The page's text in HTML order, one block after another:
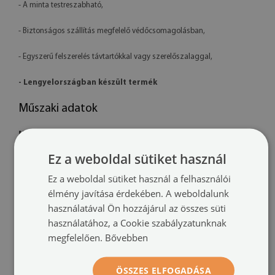
- A minta testreszabható,
- Biztonságos szállítás megfelelő védőcsomagolásban,
- Egyszerű felszerelés távtartókkal vagy szerelőszalaggal,
- Lengyelországban készült termék
Műszaki adatok
Méretek:
4 mm vastag akril
Tájolás: vízszintes
Felszerelési rendszer: távtartó rögzítők vagy szerelőszalag
További információk:
Ez a weboldal sütiket használ
Ez a weboldal sütiket használ a felhasználói
élmény javítása érdekében. A weboldalunk
használatával Ön hozzájárul az összes süti
használatához, a Cookie szabályzatunknak
megfelelően. Bővebben
ÖSSZES ELFOGADÁSA